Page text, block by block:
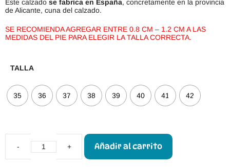
Este calzado se fabrica en España, concretamente en la provincia
de Alicante, cuna del calzado.
SE RECOMIENDA AGREGAR ENTRE 0.8 CM – 1.2 CM A LAS
MEDIDAS DEL PIE PARA ELEGIR LA TALLA CORRECTA.
TALLA
35 36 37 38 39 40 41 42
Calzado
Respetuoso
Añadir al carrito